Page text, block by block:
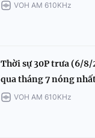
VOH AM 610KHz
Thời sự 30P trưa (6/
qua tháng 7 nóng
VOH AM 610KHz